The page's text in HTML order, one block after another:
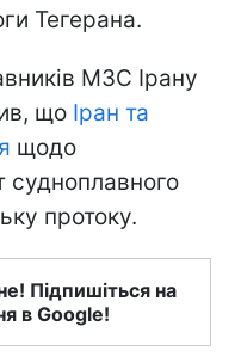
Тегерана.
МЗС Ірану
що Іран та
щодо
судноплавного
протоку.
Підпишіться на
в Google!